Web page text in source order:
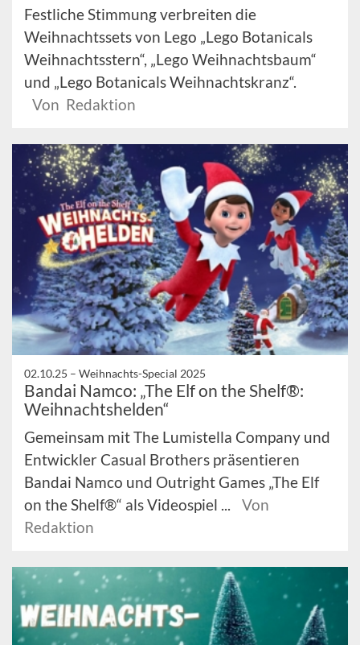
Festliche Stimmung verbreiten die
Weihnachtssets von Lego „Lego Botanicals
Weihnachtsstern“, „Lego Weihnachtsbaum“
und „Lego Botanicals Weihnachtskranz“.
Von Redaktion
02.10.25 – Weihnachts-Special 2025
Bandai Namco: „The Elf on the Shelf®:
Weihnachtshelden“
Gemeinsam mit The Lumistella Company und
Entwickler Casual Brothers präsentieren
Bandai Namco und Outright Games „The Elf
on the Shelf®“ als Videospiel ...
Von
Redaktion